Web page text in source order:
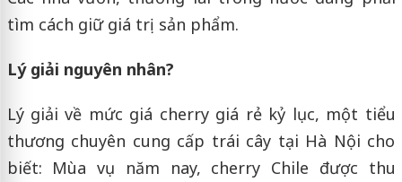
tìm cách giữ giá trị sản phẩm.
Lý giải nguyên nhân?
Lý giải về mức giá cherry giá rẻ kỷ lục, một tiểu
thương chuyên cung cấp trái cây tại Hà Nội cho
biết: Mùa vụ năm nay, cherry Chile được thu